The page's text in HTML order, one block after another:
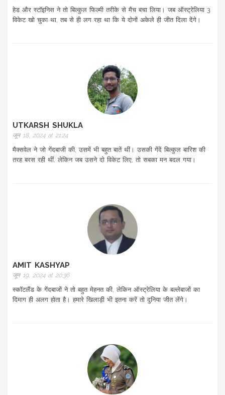
हेड और स्टॉइनिस ने तो बिल्कुल फिल्मी तरीके से मैच बचा लिया। जब ऑस्ट्रेलिया 3
विकेट खो चुका था, तब से ही लग रहा था कि ये दोनों अकेले ही जीत दिला देंगे।
UTKARSH SHUKLA
जून 18, 2024 at 21:24
मैक्सवेल ने जो गेंदबाजी की, उसमें भी बहुत बातें थीं। उसकी गेंदें बिल्कुल बारिश की
तरह बरस रही थीं, लेकिन जब उसने दो विकेट लिए, तो सबका मन बदल गया।
AMIT KASHYAP
जून 19, 2024 at 20:36
स्कॉटलैंड के गेंदबाजों ने तो बहुत मेहनत की, लेकिन ऑस्ट्रेलिया के बल्लेबाजों का
दिमाग ही अलग होता है। हमारे खिलाड़ी भी इतना करें तो दुनिया जीत लेंगे।